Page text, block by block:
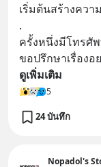
เริ่มต้นสร้างควา
.
ครั้งหนึ่งมีโทรศั
ขอปรึกษาเรื่อง
ดูเพิ่มเติม
5
24 บันทึก
Nopadol's